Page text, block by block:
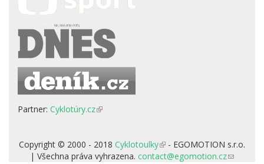
Partner: Cyklotúry.cz(odkaz
Copyright © 2000 - 2018 Cyklotoulky(odkaz
je
- EGOMOTION s.r.o.
| Všechna práva vyhrazena. contact@egomotion.cz(odkaz